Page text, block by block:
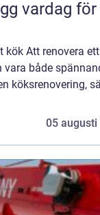
kök Att renovera
vara både
köksrenovering,
05 augusti